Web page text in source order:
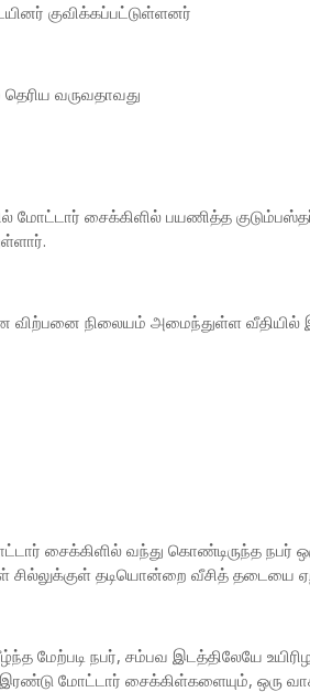
குவிக்கப்பட்டுள்ளனர்
வருவதாவது
மோட்டார் சைக்கிளில் பயணித்த
விற்பனை நிலையம் அமைந்துள்ள
சைக்கிளில் வந்து கொண்டிருந்த நபர்
தடியொன்றை வீசித் தடையை
மேற்படி நபர், சம்பவ இடத்திலேயே
மோட்டார் சைக்கிள்களையும், ஒரு